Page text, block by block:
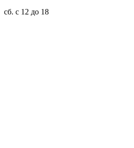
сб. с 12 до 18